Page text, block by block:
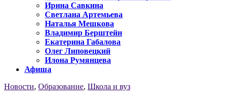
Ирина Савкина
Светлана Артемьева
Наталья Мешкова
Владимир Берштейн
Екатерина Габалова
Олег Липовецкий
Илона Румянцева
Афиша
Новости, Образование, Школа и вуз